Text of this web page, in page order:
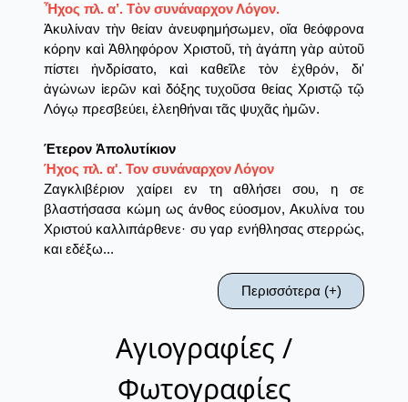
Ἦχος πλ. α’. Τὸν συνάναρχον Λόγον.
Ἀκυλίναν τὴν θείαν ἀνευφημήσωμεν, οἴα θεόφρονα
κόρην καὶ Ἀθληφόρον Χριστοῦ, τὴ ἀγάπη γὰρ αὐτοῦ
πίστει ἠνδρίσατο, καὶ καθεῖλε τὸν ἐχθρόν, δι'
ἀγώνων ἱερῶν καὶ δόξης τυχοῦσα θείας Χριστῷ τῷ
Λόγῳ πρεσβεύει, ἐλεηθήναι τᾶς ψυχᾶς ἠμῶν.
Έτερον Ἀπολυτίκιον
Ήχος πλ. α'. Τον συνάναρχον Λόγον
Ζαγκλιβέριον χαίρει εν τη αθλήσει σου, η σε
βλαστήσασα κώμη ως άνθος εύοσμον, Ακυλίνα του
Χριστού καλλιπάρθενε· συ γαρ ενήθλησας στερρώς,
και εδέξω...
Περισσότερα (+)
Αγιογραφίες /
Φωτογραφίες